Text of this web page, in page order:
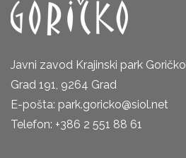
Javni zavod Krajinski park Goričko
Grad 191, 9264 Grad
E-pošta: park.goricko@siol.net
Telefon: +386 2 551 88 61